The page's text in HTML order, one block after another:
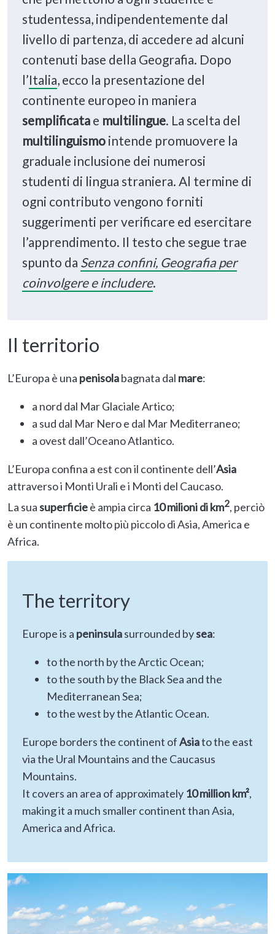
studentessa, indipendentemente dal
livello di partenza, di accedere ad alcuni
contenuti base della Geografia. Dopo
l’Italia, ecco la presentazione del
continente europeo in maniera
semplificata e multilingue. La scelta del
multilinguismo intende promuovere la
graduale inclusione dei numerosi
studenti di lingua straniera. Al termine di
ogni contributo vengono forniti
suggerimenti per verificare ed esercitare
l’apprendimento. Il testo che segue trae
spunto da Senza confini, Geografia per
coinvolgere e includere.
Il territorio
L’Europa è una penisolabagnata dal mare:
a nord dal Mar Glaciale Artico;
a sud dal Mar Nero e dal Mar Mediterraneo;
a ovest dall’Oceano Atlantico.
L’Europa confina a est con il continente dell’Asia
attraverso i Monti Urali e i Monti del Caucaso.
La suasuperficieè ampia circa 10 milioni di km2, perciò
è un continente molto più piccolo di Asia, America e
Africa.
The territory
Europe is a peninsulasurrounded bysea:
to the north by the Arctic Ocean;
to the south by the Black Sea and the
Mediterranean Sea;
to the west by the Atlantic Ocean.
Europe borders the continent ofAsiato the east
via the Ural Mountains and the Caucasus
Mountains.
It covers an area of approximately 10 million km²,
making it a much smaller continent than Asia,
America and Africa.